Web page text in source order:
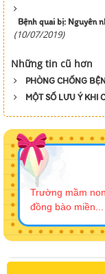
Bệnh quai bị: Nguyên
(10/07/2019)
Những tin cũ hơn
PHÒNG CHỐNG
MỘT SỐ LƯU Ý KHI
Trường mầm
đồng bào miền...